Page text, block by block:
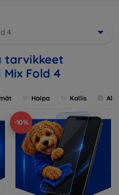
4
tarvikkeet
Fold 4
Halpa Kallis
-10%